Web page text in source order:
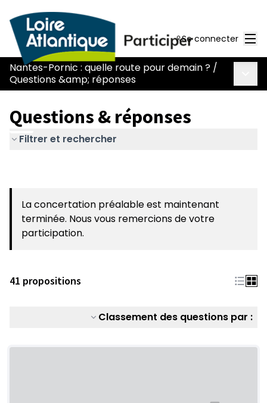
Se connecter
Nantes-Pornic : quelle route pour demain ? /
Questions &amp; réponses
Questions & réponses
Filtrer et rechercher
La concertation préalable est maintenant
terminée. Nous vous remercions de votre
participation.
41 propositions
Classement des questions par :